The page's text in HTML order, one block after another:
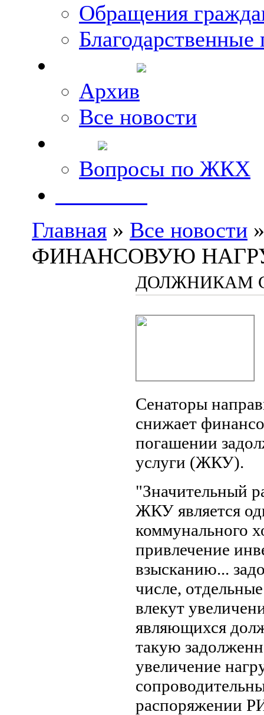
Обращения
Благодарственные
Архив
Все новости
Вопросы по ЖКХ
Главная » Все новости
ФИНАНСОВУЮ
ДОЛЖНИКАМ
Сенаторы
снижает
погашении
услуги (ЖКУ).
"Значительный
ЖКУ является
коммунального
привлечение
взысканию...
числе,
влекут
являющихся
такую
увеличение
распоряжении